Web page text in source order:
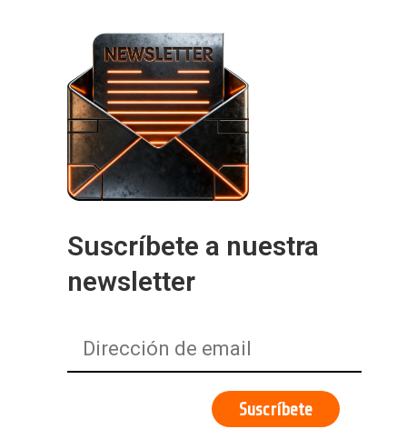
Suscríbete a nuestra
newsletter